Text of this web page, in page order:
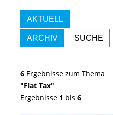
AKTUELL
ARCHIV SUCHE
6 Ergebnisse zum Thema
"Flat Tax"
Ergebnisse 1 bis 6